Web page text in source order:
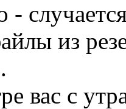
-
из
вас с